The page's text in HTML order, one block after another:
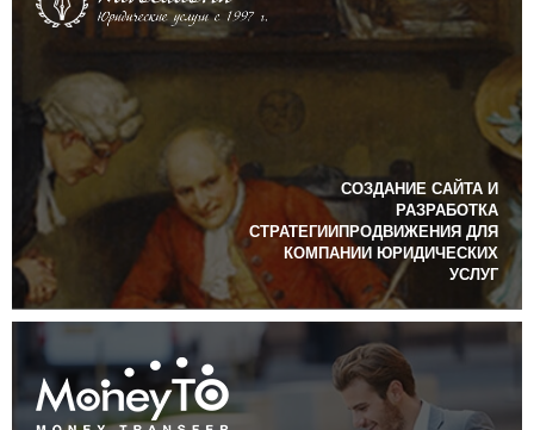
СОЗДАНИЕ САЙТА И
РАЗРАБОТКА
СТРАТЕГИИПРОДВИЖЕНИЯ ДЛЯ
КОМПАНИИ ЮРИДИЧЕСКИХ
УСЛУГ